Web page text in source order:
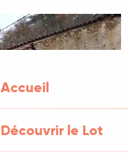
Accueil
Découvrir le Lot